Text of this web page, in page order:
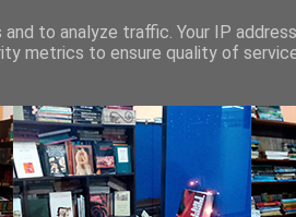
to analyze traffic. Your IP
metrics to ensure quality of